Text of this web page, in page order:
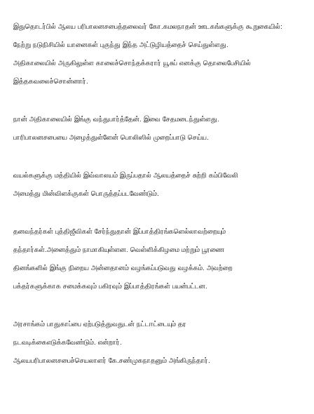
இதுதொடர்பில் ஆலய பரிபாலனசபைத்தலைவர் கோ.கமலநாதன் ஊடகங்களுக்கு கூறுகையில்:
நேற்று நடுநிசியில் யானைகள் புகுந்து இந்த அட்டுழியத்தைச் செய்துள்ளது.
அதிகாலையில் அருகிலுள்ள காலைச்சொந்தக்கரார் யூசுப் எனக்கு தொலைபேசியில்
இத்தகவலைச்சொன்னார்.
நான் அதிகாலையில் இங்கு வந்துபார்த்தேன். இவை சேதமடைந்துள்ளது.
பாரிபாலனசபையை அழைத்துள்ளேன் பொலிஸில் முறைப்பாடு செய்ய.
வயல்களுக்கு மத்தியில் இவ்வாலயம் இருப்பதால் ஆலயத்தைச் சுற்றி கம்பிவேலி
அமைத்து மின்விளக்குகள் பொருத்தப்படவேண்டும்.
தனவந்தர்கள் புத்திஜீவிகள் சேர்ந்துதான் இப்பாத்திரங்களெல்லாவற்றையும்
தந்தார்கள்.அனைத்தும் நாமாகியுள்ளன. வெள்ளிக்கிழமை மற்றும் பூரணை
தினங்களில் இங்கு நிறைய அன்னதானம் வழங்கப்படுவது வழக்கம். அவற்றை
பக்தர்களுக்காக சமைக்கவும் பகிரவும் இப்பாத்திரங்கள் பயன்பட்டன.
அரசாங்கம் பாதுகாப்பை ஏற்படுத்துவதுடன் நட்டஈட்டையும் தர
நடவடிக்கைஎடுக்கவேண்டும். என்றார்.
ஆலயபரிபாலனசபைச்செயலாளர் கே.சண்முகநாதனும் அங்கிருந்தார்.